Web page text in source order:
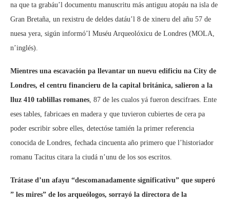
na que ta grabáu’l documentu manuscritu más antiguu atopáu na isla de
Gran Bretaña, un rexistru de deldes datáu’l 8 de xineru del añu 57 de
nuesa yera, sigún informó’l Muséu Arqueolóxicu de Londres (MOLA,
n’inglés).
Mientres una escavación pa llevantar un nuevu edificiu na City de
Londres, el centru financieru de la capital británica, salieron a la
lluz 410 tablillas romanes , 87 de les cualos yá fueron descifraes. Ente
eses tables, fabricaes en madera y que tuvieron cubiertes de cera pa
poder escribir sobre elles, detectóse tamién la primer referencia
conocida de Londres, fechada cincuenta año primero que l’historiador
romanu Tacitus citara la ciudá n’unu de los sos escritos.
Trátase d’un afayu “descomanadamente significativu” que superó
” les mires” de los arqueólogos, sorrayó la directora de la